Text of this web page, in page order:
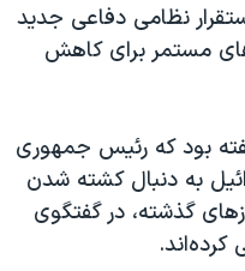
نظامی دفاعی جدید
مستمر برای کاهش
بود که رئیس جمهوری
به دنبال کشته شدن
گذشته، در گفتگوی
کرده‌اند.